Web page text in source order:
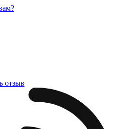
отзыв